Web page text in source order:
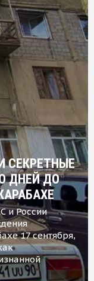
СЕКРЕТНЫЕ
ДНЕЙ ДО
и России
17 сентября,